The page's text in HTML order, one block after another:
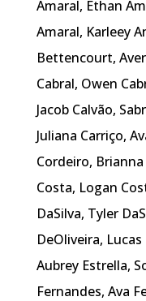
Amaral, Ethan
Amaral, Karleey
Bettencourt,
Cabral, Owen
Jacob Calvão,
Juliana Carriço,
Cordeiro,
Costa, Logan
DaSilva, Tyler
DeOliveira,
Aubrey Estrella,
Fernandes, Ava